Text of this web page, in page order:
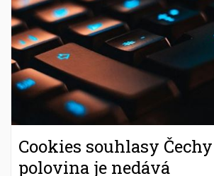
Cookies souhlasy
polovina je nedává